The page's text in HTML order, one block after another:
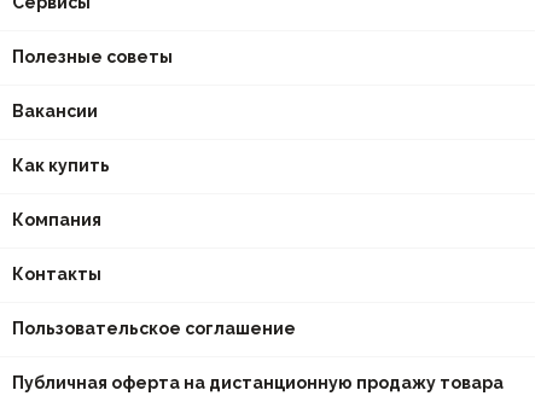
Полезные советы
Вакансии
Как купить
Компания
Контакты
Пользовательское соглашение
Публичная оферта на дистанционную продажу товара